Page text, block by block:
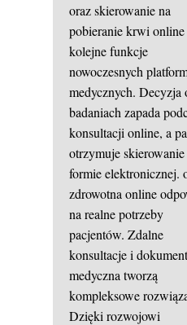
oraz skierowanie na
pobieranie krwi
kolejne funkcje
nowoczesnych
medycznych. Decyzja
badaniach zapada
konsultacji online, a
otrzymuje
formie elektronicznej.
zdrowotna online
na realne potrzeby
pacjentów. Zdalne
konsultacje i
medyczna tworzą
kompleksowe
Dzięki rozwojowi